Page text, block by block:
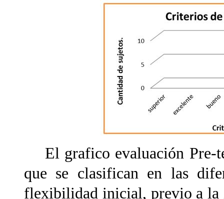
El grafico evaluación Pre-
que se clasifican en las
flexibilidad inicial, previo a la